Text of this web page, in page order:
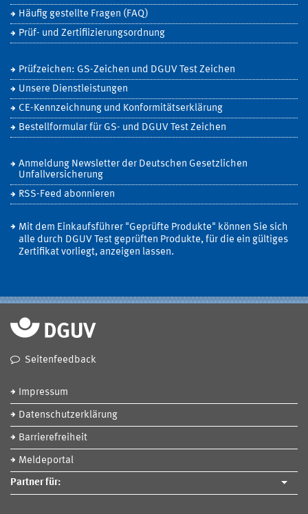
Häufig gestellte Fragen (FAQ)
Prüf- und Zertifiizierungsordnung
Prüfzeichen: GS-Zeichen und DGUV Test Zeichen
Unsere Dienstleistungen
CE-Kennzeichnung und Konformitätserklärung
Bestellformular für GS- und DGUV Test Zeichen
Anmeldung Newsletter der Deutschen Gesetzlichen
Unfallversicherung
RSS-Feed abonnieren
Mit dem Einkaufsführer "Geprüfte Produkte" können Sie sich
alle durch DGUV Test geprüften Produkte, für die ein gültiges
Zertifikat vorliegt, anzeigen lassen.
Seitenfeedback
Impressum
Datenschutzerklärung
Barrierefreiheit
Meldeportal
Partner für: